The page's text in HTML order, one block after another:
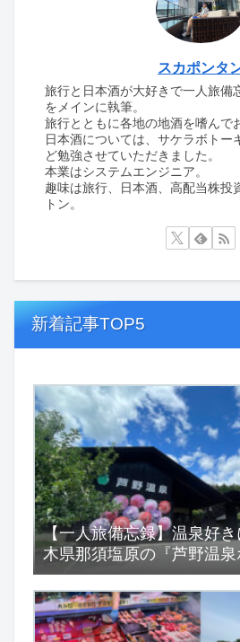
スカポンタ
旅行と日本酒が大好きで一人旅備
をメインに執筆。
旅行とともに各地の地酒を嗜んで
日本酒については、サケラボトー
ど勉強させていただきました。
本業はシステムエンジニア。
趣味は旅行、日本酒、高配当株投
トン。
新着記事TOP5
【一人旅備忘録】温泉好
木県那須塩原の『芦野温泉